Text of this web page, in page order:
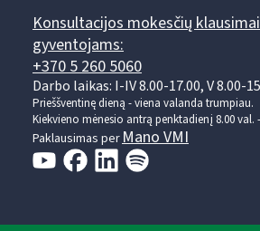
Konsultacijos mokesčių
gyventojams:
+370 5 260 5060
Darbo laikas: I-IV 8.00-17.00, V 8.00-
Prieššventinę dieną - viena valanda trumpiau.
Kiekvieno mėnesio antrą penktadienį 8.00 val.
Paklausimas perMano VMI